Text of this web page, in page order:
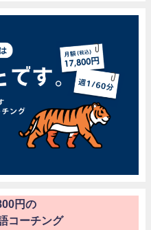
円の
コーチング